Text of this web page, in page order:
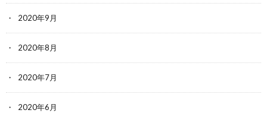
2020年9月
2020年8月
2020年7月
2020年6月